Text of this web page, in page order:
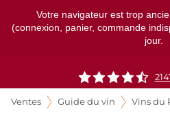
Votre navigateur est trop
(connexion, panier, commande
jour.
Ventes Guide du vin Vins du